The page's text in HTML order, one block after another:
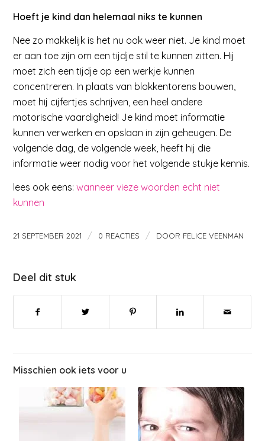
Hoeft je kind dan helemaal niks te kunnen
Nee zo makkelijk is het nu ook weer niet. Je kind moet
er aan toe zijn om een tijdje stil te kunnen zitten. Hij
moet zich een tijdje op een werkje kunnen
concentreren. In plaats van blokkentorens bouwen,
moet hij cijfertjes schrijven, een heel andere
motorische vaardigheid! Je kind moet informatie
kunnen verwerken en opslaan in zijn geheugen. De
volgende dag, de volgende week, heeft hij die
informatie weer nodig voor het volgende stukje kennis.
lees ook eens: wanneer vieze woorden echt niet
kunnen
21 SEPTEMBER 2021 / 0 REACTIES / DOOR FELICE VEENMAN
Deel dit stuk
Misschien ook iets voor u